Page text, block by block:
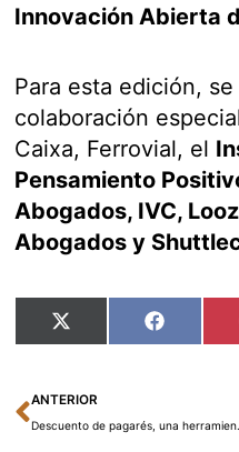
Innovación Abierta
Para esta edición,
colaboración
Caixa, Ferrovial, el
Pensamiento
Abogados, IVC,
Abogados y
Compartir
en
X
(Twitter) en
Facebook
Ant
ANTERIOR
Descuento de